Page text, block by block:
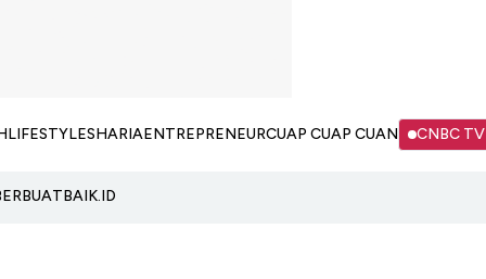
LIFESTYLESHARIAENTREPRENEURCUAP CUAP CUAN CNBC TV